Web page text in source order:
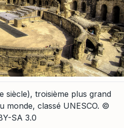
siècle), troisième plus grand
monde, classé UNESCO. ©
SA 3.0